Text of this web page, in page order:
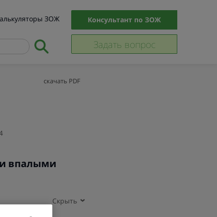
ЗОЖ Консультант по ЗОЖ
Задать вопрос
скачать PDF
впалыми